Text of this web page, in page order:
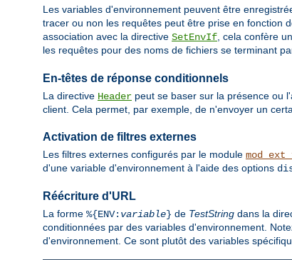
Les variables d'environnement peuvent être
tracer ou non les requêtes peut être prise en fonction
association avec la directive SetEnvIf , cela confère
les requêtes pour des noms de fichiers se terminant
En-têtes de réponse conditionnels
La directive Header peut se baser sur la présence ou
client. Cela permet, par exemple, de n'envoyer un
Activation de filtres externes
Les filtres externes configurés par le module
d'une variable d'environnement à l'aide des options
Réécriture d'URL
La forme %{ENV: variable} de TestString dans la
conditionnées par des variables d'environnement.
d'environnement. Ce sont plutôt des variables